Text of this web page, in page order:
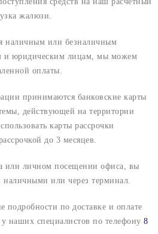
жалюзи.
наличным или безналичным
и юридическим лицам, мы можем
оплаты.
принимаются банковские карты
действующей на территории
карты рассрочки
до 3 месяцев.
или личном посещении офиса, вы
наличными или через терминал.
подробности по доставке и оплате
наших специалистов по телефону 8